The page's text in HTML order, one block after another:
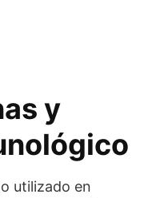
y
utilizado en